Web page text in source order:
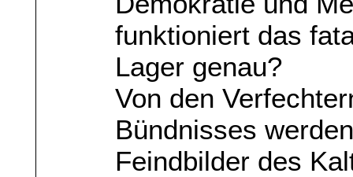
funktioniert das
Lager genau?
Von den
Bündnisses
Feindbilder des